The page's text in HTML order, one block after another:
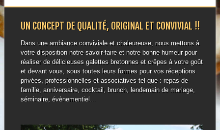
UN CONCEPT DE QUALITÉ, ORIGINAL ET CONVIVIAL !!
Dans une ambiance conviviale et chaleureuse, nous mettons à
votre disposition notre savoir-faire et notre bonne humeur pour
réaliser de délicieuses galettes bretonnes et crêpes à votre goût
et devant vous, sous toutes leurs formes pour vos réceptions
privées, professionnelles et associatives tel que : repas de
famille, anniversaire, cocktail, brunch, lendemain de mariage,
séminaire, évènementiel…